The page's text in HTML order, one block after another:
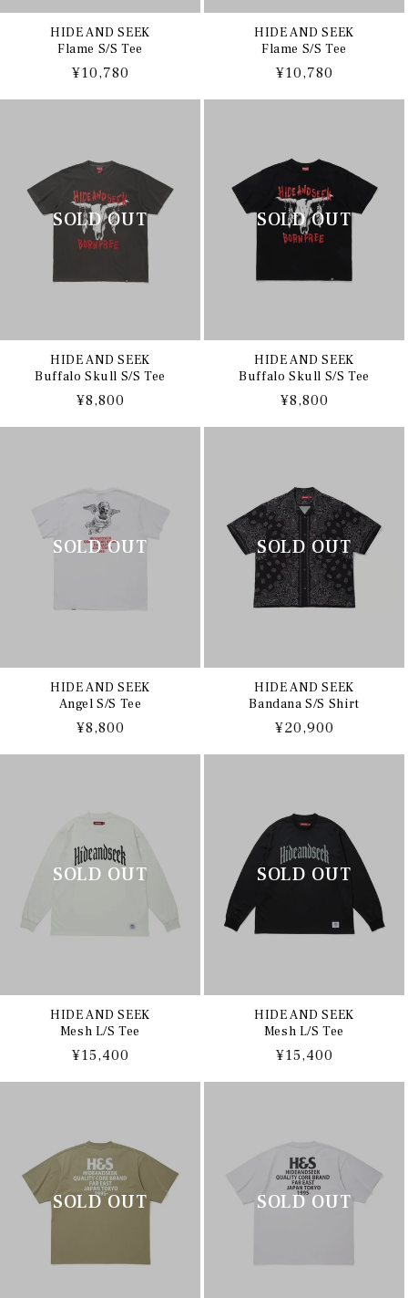
HIDE AND SEEK
Flame S/S Tee
通
常
¥10,780
HIDE AND SEEK
Flame S/S Tee
通
常
¥10,780
HIDE AND SEEK
Buffalo Skull S/S Tee
通
常
¥8,800
HIDE AND SEEK
Buffalo Skull S/S Tee
通
常
¥8,800
HIDE AND SEEK
Angel S/S Tee
通
常
¥8,800
HIDE AND SEEK
Bandana S/S Shirt
通
常
¥20,900
HIDE AND SEEK
Mesh L/S Tee
通
常
¥15,400
HIDE AND SEEK
Mesh L/S Tee
通
常
¥15,400